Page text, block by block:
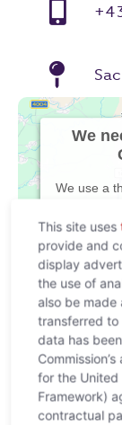
We
We use a
review the
Powered
This site uses
provide and
display
the use of
also be made
transferred to
data has
for the United
Framework)
contractual